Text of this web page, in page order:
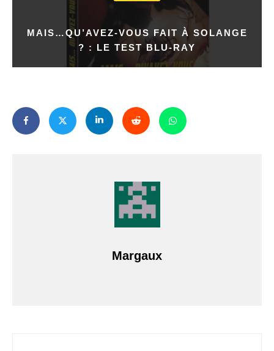
MAIS…QU’AVEZ-VOUS FAIT À SOLANGE
? : LE TEST BLU-RAY
Margaux